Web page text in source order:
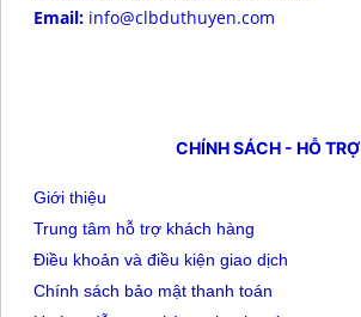
Email:info@clbduthuyen.com
CHÍNH SÁCH - HỖ TRỢ
Giới thiệu
Trung tâm hỗ trợ khách hàng
Điều khoản và điều kiện giao dịch
Chính sách bảo mật thanh toán